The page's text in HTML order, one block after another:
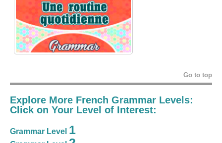
Go to top
Explore More French Grammar Levels:
Click on Your Level of Interest:
Grammar Level 1